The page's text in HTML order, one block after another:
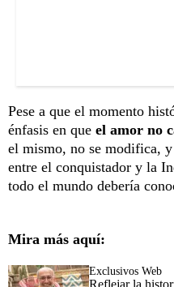
Pese a que el momento
énfasis en que el amor no
el mismo, no se modifica,
entre el conquistador y la
todo el mundo debería
Mira más aquí:
Exclusivos Web